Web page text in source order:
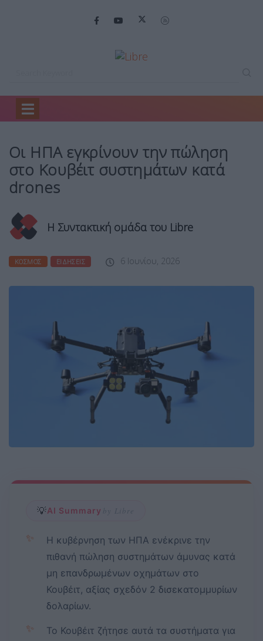
Home
Οι ΗΠΑ εγκρίνουν την πώληση
στο Κουβέιτ συστημάτων κατά
drones
Η Συντακτική ομάδα του Libre
ΚΌΣΜΟΣ ΕΙΔΉΣΕΙΣ 6 Ιουνίου, 2026
💡AI Summary by Libre
✨
Η κυβέρνηση των ΗΠΑ ενέκρινε την
πιθανή πώληση συστημάτων άμυνας κατά
μη επανδρωμένων οχημάτων στο
Κουβέιτ, αξίας σχεδόν 2 δισεκατομμυρίων
δολαρίων.
✨
Το Κουβέιτ ζήτησε αυτά τα συστήματα για